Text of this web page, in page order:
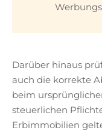
Darüber hinaus
auch die korrekte
beim
steuerlichen
Erbimmobilien